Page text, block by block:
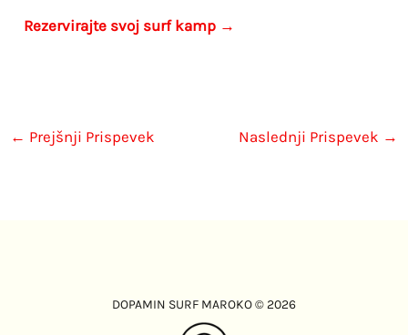
Rezervirajte svoj surf kamp →
← Prejšnji Prispevek Naslednji Prispevek →
DOPAMIN SURF MAROKO © 2026